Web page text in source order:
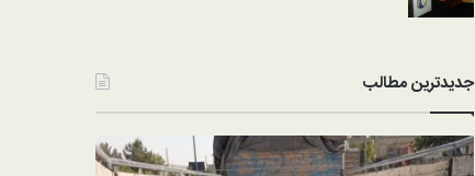
جدیدترین مطالب